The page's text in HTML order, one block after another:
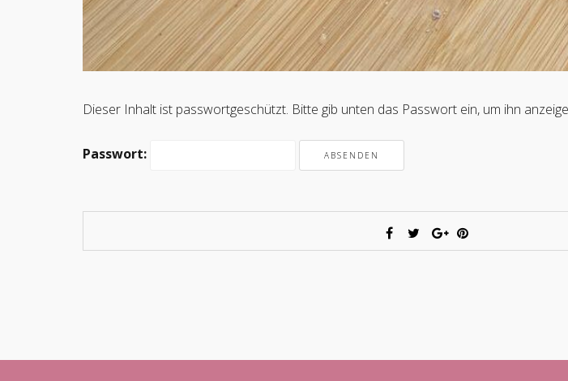
Dieser Inhalt ist passwortgeschützt. Bitte gib unten das Passwort ein, um ihn
Passwort: